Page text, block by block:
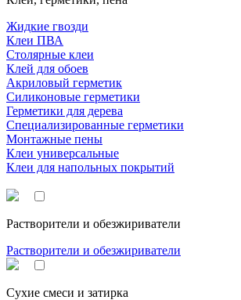
Жидкие гвозди
Клеи ПВА
Столярные клеи
Клей для обоев
Акриловый герметик
Силиконовые герметики
Герметики для дерева
Специализированные герметики
Монтажные пены
Клеи универсальные
Клеи для напольных покрытий
Растворители и обезжириватели
Растворители и обезжириватели
Сухие смеси и затирка